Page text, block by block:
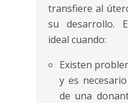
transfiere al
su desarrollo.
ideal cuando:
Existen
y es
de una